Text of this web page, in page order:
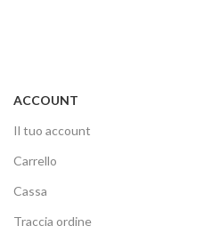
ACCOUNT
Il tuo account
Carrello
Cassa
Traccia ordine